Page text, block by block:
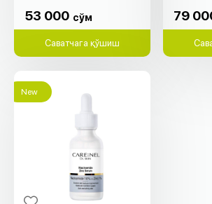
53 000 cўм
Саватчага қўшиш
79
New